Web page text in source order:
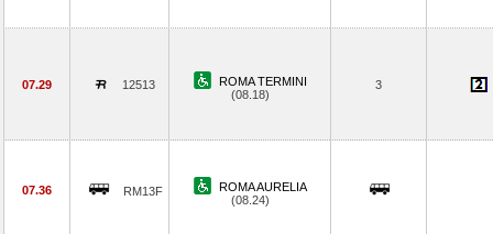
07.29 12513
ROMA TERMINI
(08.18)
3
07.36 RM13F
ROMA AURELIA
(08.24)